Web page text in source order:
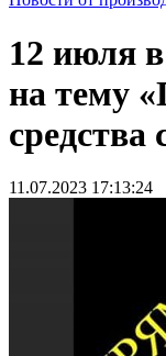
12 июля
на тему
11.07.2023 17:13:24